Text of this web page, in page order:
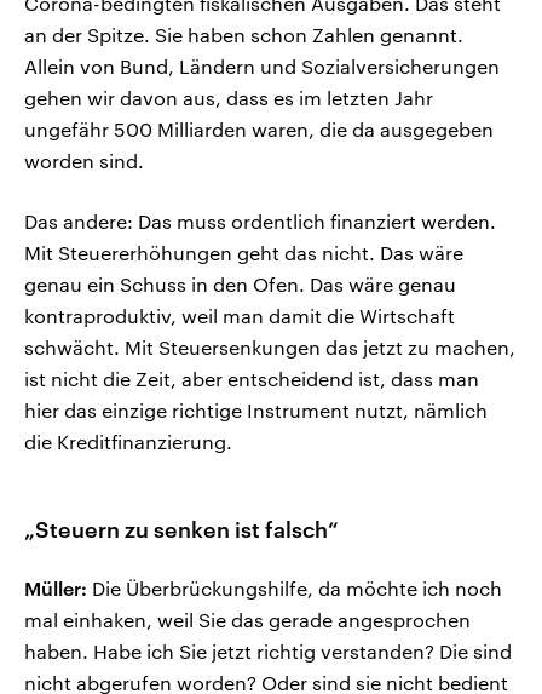
an der Spitze. Sie haben schon Zahlen genannt.
Allein von Bund, Ländern und Sozialversicherungen
gehen wir davon aus, dass es im letzten Jahr
ungefähr 500 Milliarden waren, die da ausgegeben
worden sind.
Das andere: Das muss ordentlich finanziert werden.
Mit Steuererhöhungen geht das nicht. Das wäre
genau ein Schuss in den Ofen. Das wäre genau
kontraproduktiv, weil man damit die Wirtschaft
schwächt. Mit Steuersenkungen das jetzt zu machen,
ist nicht die Zeit, aber entscheidend ist, dass man
hier das einzige richtige Instrument nutzt, nämlich
die Kreditfinanzierung.
„Steuern zu senken ist falsch“
Müller: Die Überbrückungshilfe, da möchte ich noch
mal einhaken, weil Sie das gerade angesprochen
haben. Habe ich Sie jetzt richtig verstanden? Die sind
nicht abgerufen worden? Oder sind sie nicht bedient